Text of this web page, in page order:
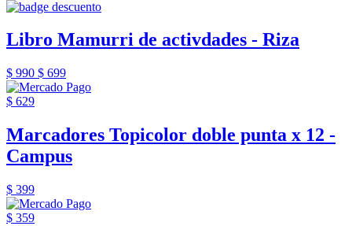
Libro Mamurri de activdades - Riza
$ 990 $ 699
$ 629
Marcadores Topicolor doble punta x 12 -
Campus
$ 399
$ 359